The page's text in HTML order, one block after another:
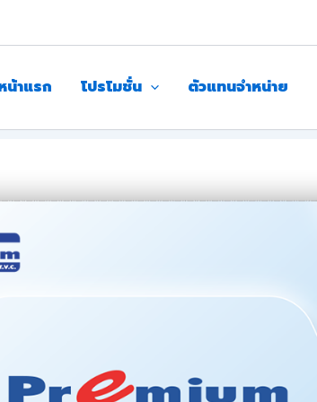
น้าแรก โปรโมชั่น ตัวแทนจำหน่าย